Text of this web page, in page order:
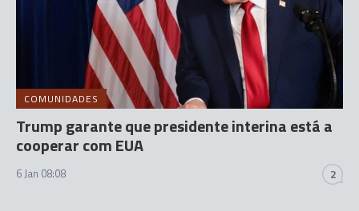
COMUNIDADES
Trump garante que presidente interina está a
cooperar com EUA
6 Jan 08:08 2